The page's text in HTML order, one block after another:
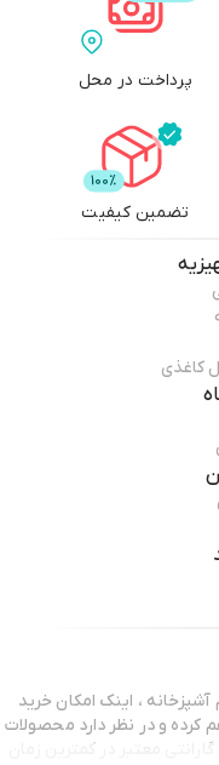
پرداخت در محل
تضمین کیفیت
کاغذی
لوازم آشپزخانه ، اینک امکان خرید
کرده و در نظر دارد محصولات
معتبر در کمترین زمان